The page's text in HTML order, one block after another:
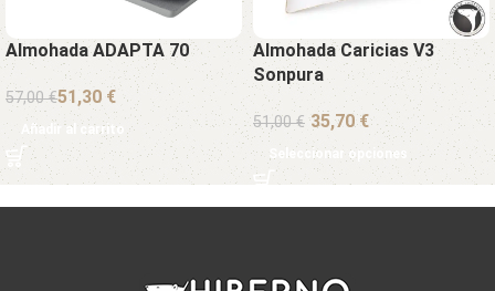
Almohada ADAPTA 70
57,00€51,30 €
Añadir al carrito
Almohada Caricias V3
Sonpura
51,00€ €
Seleccionar opciones